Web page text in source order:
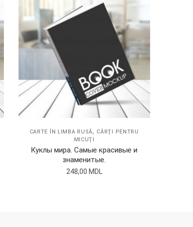
CARTE ÎN LIMBA RUSĂ, CĂRŢI PENTRU
MICUŢI
Куклы мира. Самые красивые и
знаменитые.
248,00 MDL